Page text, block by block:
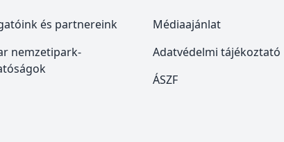
és partnereink
nemzetipark-
Médiaajánlat
Adatvédelmi tájékoztató
ÁSZF